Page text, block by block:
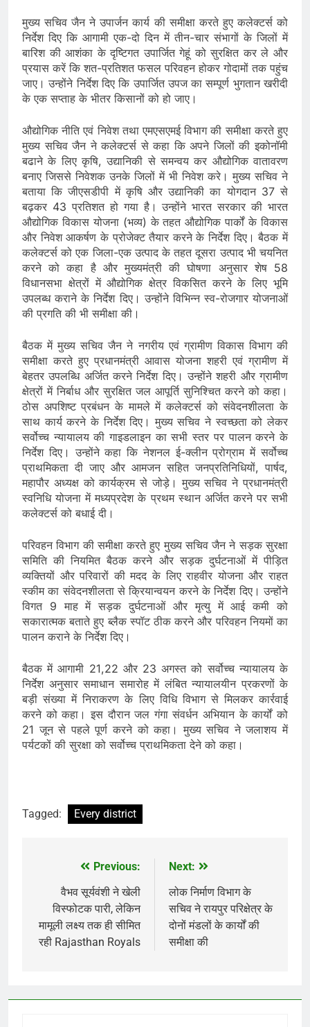
मुख्य सचिव जैन ने उपार्जन कार्य की समीक्षा करते हुए कलेक्टर्स को
निर्देश दिए कि आगामी एक-दो दिन में तीन-चार संभागों के जिलों में
बारिश की आशंका के दृष्टिगत उपार्जित गेहूं को सुरक्षित कर ले और
प्रयास करें कि शत-प्रतिशत फसल परिवहन होकर गोदामों तक पहुंच
जाए। उन्होंने निर्देश दिए कि उपार्जित उपज का सम्पूर्ण भुगतान खरीदी
के एक सप्ताह के भीतर किसानों को हो जाए।
औद्योगिक नीति एवं निवेश तथा एमएसएमई विभाग की समीक्षा करते हुए
मुख्य सचिव जैन ने कलेक्टर्स से कहा कि अपने जिलों की इकोनॉमी
बढाने के लिए कृषि, उद्यानिकी से समन्वय कर औद्योगिक वातावरण
बनाए जिससे निवेशक उनके जिलों में भी निवेश करे। मुख्य सचिव ने
बताया कि जीएसडीपी में कृषि और उद्यानिकी का योगदान 37 से
बढ़कर 43 प्रतिशत हो गया है। उन्होंने भारत सरकार की भारत
औद्योगिक विकास योजना (भव्य) के तहत औद्योगिक पार्कों के विकास
और निवेश आकर्षण के प्रोजेक्ट तैयार करने के निर्देश दिए। बैठक में
कलेक्टर्स को एक जिला-एक उत्पाद के तहत दूसरा उत्पाद भी चयनित
करने को कहा है और मुख्यमंत्री की घोषणा अनुसार शेष 58
विधानसभा क्षेत्रों में औद्योगिक क्षेत्र विकसित करने के लिए भूमि
उपलब्ध कराने के निर्देश दिए। उन्होंने विभिन्न स्व-रोजगार योजनाओं
की प्रगति की भी समीक्षा की।
बैठक में मुख्य सचिव जैन ने नगरीय एवं ग्रामीण विकास विभाग की
समीक्षा करते हुए प्रधानमंत्री आवास योजना शहरी एवं ग्रामीण में
बेहतर उपलब्धि अर्जित करने निर्देश दिए। उन्होंने शहरी और ग्रामीण
क्षेत्रों में निर्बाध और सुरक्षित जल आपूर्ति सुनिश्चित करने को कहा।
ठोस अपशिष्ट प्रबंधन के मामले में कलेक्टर्स को संवेदनशीलता के
साथ कार्य करने के निर्देश दिए। मुख्य सचिव ने स्वच्छता को लेकर
सर्वोच्च न्यायालय की गाइडलाइन का सभी स्तर पर पालन करने के
निर्देश दिए। उन्होंने कहा कि नेशनल ई-क्लीन प्रोग्राम में सर्वोच्च
प्राथमिकता दी जाए और आमजन सहित जनप्रतिनिधियों, पार्षद,
महापौर अध्यक्ष को कार्यक्रम से जोड़े। मुख्य सचिव ने प्रधानमंत्री
स्वनिधि योजना में मध्यप्रदेश के प्रथम स्थान अर्जित करने पर सभी
कलेक्टर्स को बधाई दी।
परिवहन विभाग की समीक्षा करते हुए मुख्य सचिव जैन ने सड़क सुरक्षा
समिति की नियमित बैठक करने और सड़क दुर्घटनाओं में पीड़ित
व्यक्तियों और परिवारों की मदद के लिए राहवीर योजना और राहत
स्कीम का संवेदनशीलता से क्रियान्वयन करने के निर्देश दिए। उन्होंने
विगत 9 माह में सड़क दुर्घटनाओं और मृत्यु में आई कमी को
सकारात्मक बताते हुए ब्लैक स्पॉट ठीक करने और परिवहन नियमों का
पालन कराने के निर्देश दिए।
बैठक में आगामी 21,22 और 23 अगस्त को सर्वोच्च न्यायालय के
निर्देश अनुसार समाधान समारोह में लंबित न्यायालयीन प्रकरणों के
बड़ी संख्या में निराकरण के लिए विधि विभाग से मिलकर कार्रवाई
करने को कहा। इस दौरान जल गंगा संवर्धन अभियान के कार्यों को
21 जून से पहले पूर्ण करने को कहा। मुख्य सचिव ने जलाशय में
पर्यटकों की सुरक्षा को सर्वोच्च प्राथमिकता देने को कहा।
Tagged: Every district
navigation
Previous:
वैभव सूर्यवंशी ने खेली
विस्फोटक पारी, लेकिन
मामूली लक्ष्य तक ही सीमित
रही Rajasthan Royals
Next:
लोक निर्माण विभाग के
सचिव ने रायपुर परिक्षेत्र के
दोनों मंडलों के कार्यों की
समीक्षा की